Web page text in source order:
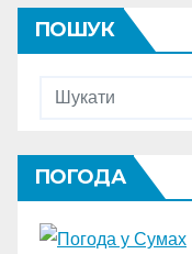
ПОШУК
ПОГОДА